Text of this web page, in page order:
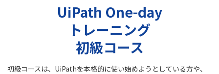
UiPath One-day
トレーニング
初級コース
初級コースは、UiPathを本格的に使い始めようとしている方や、